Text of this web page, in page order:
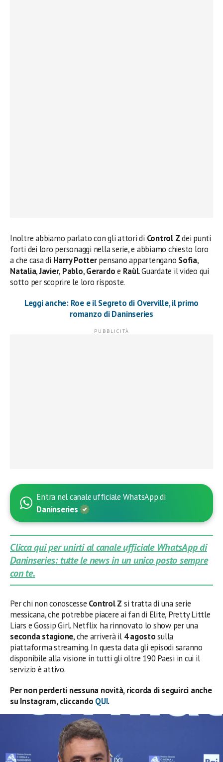
Inoltre abbiamo parlato con gli attori di Control Zdei punti
forti dei loro personaggi nella serie, e abbiamo chiesto loro
a che casa di Harry Potterpensano appartengano Sofia,
Natalia,Javier, Pablo,Gerardoe Raùl. Guardate il video qui
sotto per scoprire le loro risposte.
Leggi anche: Roe e il Segreto di Overville, il primo
romanzo di Daninseries
Entra nel canale ufficiale WhatsApp di
Daninseries
Clicca qui per unirti al canale ufficiale WhatsApp di
Daninseries: tutte le news in un unico posto sempre
con te.
Per chi non conoscesse Control Z si tratta di una serie
messicana, che potrebbe piacere ai fan di Elite, Pretty Little
Liars e Gossip Girl. Netflix ha rinnovato lo show per una
seconda stagione, che arriverà il4 agostosulla
piattaforma streaming. In questa data gli episodi saranno
disponibile alla visione in tutti gli oltre 190 Paesi in cui il
servizio è attivo.
Per non perderti nessuna novità, ricorda di seguirci anche
su Instagram, cliccando QUI.